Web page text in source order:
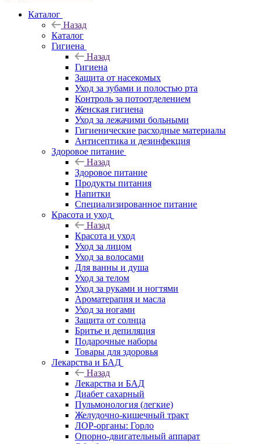
Каталог
Назад
Каталог
Гигиена
Назад
Гигиена
Защита от насекомых
Уход за зубами и полостью рта
Контроль за потоотделением
Женская гигиена
Уход за лежачими больными
Гигиенические расходные материалы
Антисептика и дезинфекция
Здоровое питание
Назад
Здоровое питание
Продукты питания
Напитки
Специализированное питание
Красота и уход
Назад
Красота и уход
Уход за лицом
Уход за волосами
Для ванны и душа
Уход за телом
Уход за руками и ногтями
Ароматерапия и масла
Уход за ногами
Защита от солнца
Бритье и депиляция
Подарочные наборы
Товары для здоровья
Лекарства и БАД
Назад
Лекарства и БАД
Диабет сахарный
Пульмонология (легкие)
Желудочно-кишечный тракт
ЛОР-органы: Горло
Опорно-двигательный аппарат